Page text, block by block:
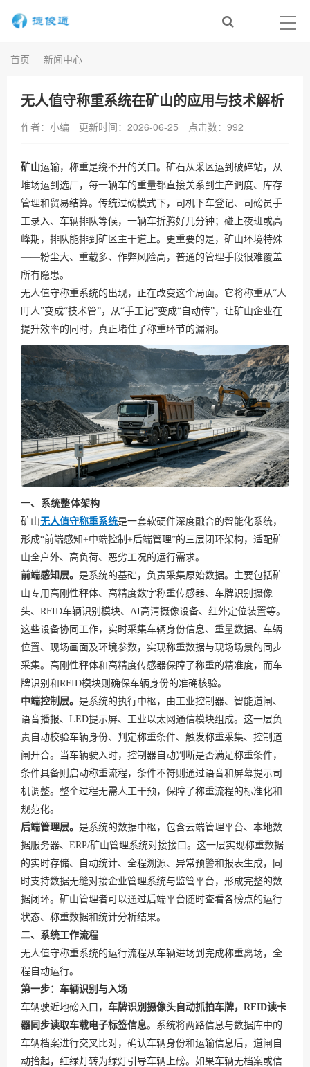
首页 新闻中心
无人值守称重系统在矿山的应用与技术解析
作者：小编 更新时间：2026-06-25 点击数： 992
矿山运输，称重是绕不开的关口。矿石从采区运到破碎站，从
堆场运到选厂，每一辆车的重量都直接关系到生产调度、库存
管理和贸易结算。传统过磅模式下，司机下车登记、司磅员手
工录入、车辆排队等候，一辆车折腾好几分钟；碰上夜班或高
峰期，排队能排到矿区主干道上。更重要的是，矿山环境特殊
——粉尘大、重载多、作弊风险高，普通的管理手段很难覆盖
所有隐患。
无人值守称重系统的出现，正在改变这个局面。它将称重从“人
盯人”变成“技术管”，从“手工记”变成“自动传”，让矿山企业在
提升效率的同时，真正堵住了称重环节的漏洞。
一、系统整体架构
矿山无人值守称重系统是一套软硬件深度融合的智能化系统，
形成“前端感知+中端控制+后端管理”的三层闭环架构，适配矿
山全户外、高负荷、恶劣工况的运行需求。
前端感知层。 是系统的基础，负责采集原始数据。主要包括矿
山专用高刚性秤体、高精度数字称重传感器、车牌识别摄像
头、RFID车辆识别模块、AI高清摄像设备、红外定位装置等。
这些设备协同工作，实时采集车辆身份信息、重量数据、车辆
位置、现场画面及环境参数，实现称重数据与现场场景的同步
采集。高刚性秤体和高精度传感器保障了称重的精准度，而车
牌识别和RFID模块则确保车辆身份的准确核验。
中端控制层。 是系统的执行中枢，由工业控制器、智能道闸、
语音播报、LED提示屏、工业以太网通信模块组成。这一层负
责自动校验车辆身份、判定称重条件、触发称重采集、控制道
闸开合。当车辆驶入时，控制器自动判断是否满足称重条件，
条件具备则启动称重流程，条件不符则通过语音和屏幕提示司
机调整。整个过程无需人工干预，保障了称重流程的标准化和
规范化。
后端管理层。 是系统的数据中枢，包含云端管理平台、本地数
据服务器、ERP/矿山管理系统对接接口。这一层实现称重数据
的实时存储、自动统计、全程溯源、异常预警和报表生成，同
时支持数据无缝对接企业管理系统与监管平台，形成完整的数
据闭环。矿山管理者可以通过后端平台随时查看各磅点的运行
状态、称重数据和统计分析结果。
二、系统工作流程
无人值守称重系统的运行流程从车辆进场到完成称重离场，全
程自动运行。
第一步：车辆识别与入场
车辆驶近地磅入口， 车牌识别摄像头自动抓拍车牌，RFID读卡
器同步读取车载电子标签信息。系统将两路信息与数据库中的
车辆档案进行交叉比对，确认车辆身份和运输信息后，道闸自
动抬起，红绿灯转为绿灯引导车辆上磅。如果车辆无档案或信